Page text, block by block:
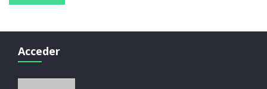
Acceder